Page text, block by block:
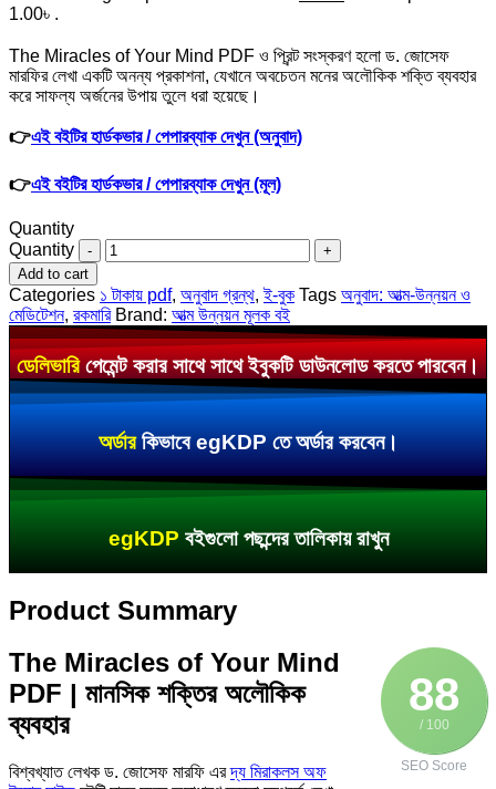
1.00৳ .
The Miracles of Your Mind PDF ও প্রিন্ট সংস্করণ হলো ড. জোসেফ
মারফির লেখা একটি অনন্য প্রকাশনা, যেখানে অবচেতন মনের অলৌকিক শক্তি ব্যবহার
করে সাফল্য অর্জনের উপায় তুলে ধরা হয়েছে।
👉এই বইটির হার্ডকভার / পেপারব্যাক দেখুন (অনুবাদ)
👉এই বইটির হার্ডকভার / পেপারব্যাক দেখুন (মূল)
Quantity
Quantity
Add to cart
Categories ১ টাকায় pdf, অনুবাদ গ্রন্থ,ই-বুক Tags অনুবাদ: আত্ম-উন্নয়ন ও
মেডিটেশন, রকমারি Brand: আত্ম উন্নয়ন মূলক বই
ডেলিভারি পেমেন্ট করার সাথে সাথে ইবুকটি ডাউনলোড করতে পারবেন।
অর্ডার কিভাবে egKDP তে অর্ডার করবেন।
egKDP বইগুলো পছন্দের তালিকায় রাখুন
Product Summary
88
/ 100
SEO Score
The Miracles of Your Mind
PDF | মানসিক শক্তির অলৌকিক
ব্যবহার
বিশ্বখ্যাত লেখক ড. জোসেফ মারফি এরদ্য মিরাকলস অফ